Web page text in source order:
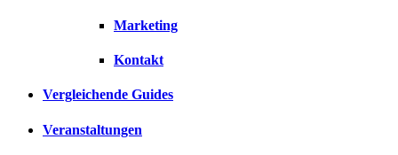
Marketing
Kontakt
Vergleichende Guides
Veranstaltungen